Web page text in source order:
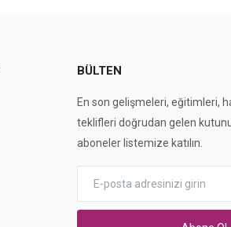
BÜLTEN
En son gelişmeleri, eğitimleri,
teklifleri doğrudan gelen
aboneler listemize katılın.